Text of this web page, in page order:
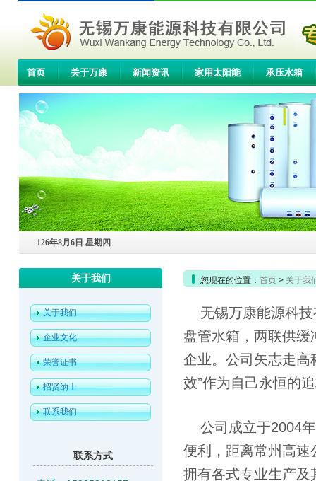
首页 关于万康 新闻资讯 家用太阳能 承压水箱
联系我们
126年8月6日 星期四
关于我们
关于我们
企业文化
荣誉证书
招贤纳士
联系我们
联系方式
您现在的位置： 首页 > 关于我
无锡万康能源科
盘管水箱，两联供
企业。公司矢志走高
效”作为自己永恒的
公司成立于2004
便利，距离常州高速
拥有各式专业生产及